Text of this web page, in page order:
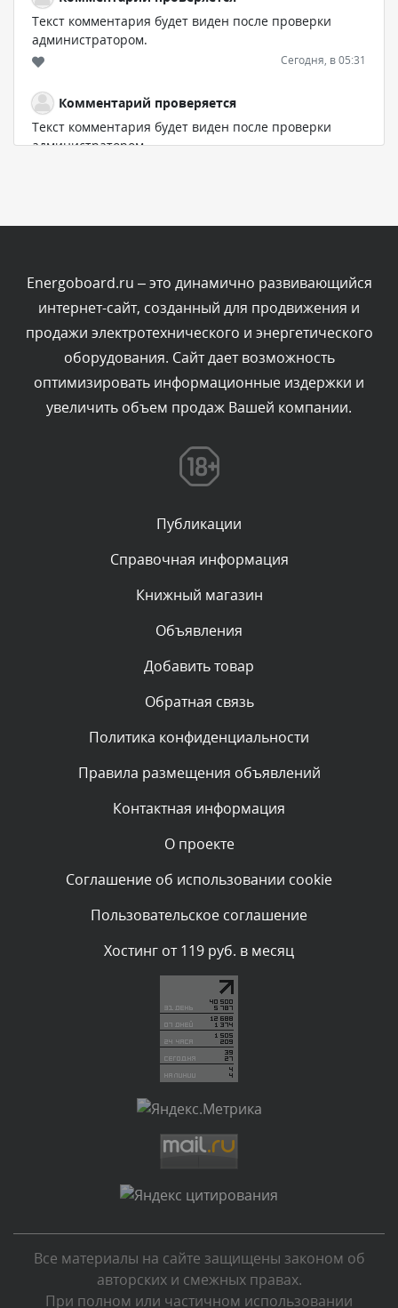
Текст комментария будет виден после проверки
администратором.
Сегодня, в 05:31
Комментарий проверяется
Текст комментария будет виден после проверки
администратором.
Комментарий проверяется
Текст комментария будет виден после проверки
администратором.
Сегодня, в 03:34
Комментарий проверяется
Текст комментария будет виден после проверки
Комментарий проверяется
Текст комментария будет виден после проверки
администратором.
Комментарий проверяется
Текст комментария будет виден после проверки
администратором.
Комментарий проверяется
администратором.
Комментарий проверяется
администратором.
Комментарий проверяется
Текст комментария будет виден после проверки
Комментарий проверяется
Текст комментария будет виден после проверки
администратором.
Текст комментария будет виден после проверки
администратором.
Комментарий проверяется
Текст комментария будет виден после проверки
Energoboard.ru – это динамично развивающийся
интернет-сайт, созданный для продвижения и
продажи электротехнического и энергетического
оборудования. Сайт дает возможность
оптимизировать информационные издержки и
увеличить объем продаж Вашей компании.
Публикации
Справочная информация
Книжный магазин
Объявления
Добавить товар
Обратная связь
Политика конфиденциальности
Правила размещения объявлений
Контактная информация
О проекте
Соглашение об использовании cookie
Пользовательское соглашение
Хостинг от 119 руб. в месяц
Все материалы на сайте защищены законом об
авторских и смежных правах.
При полном или частичном использовании